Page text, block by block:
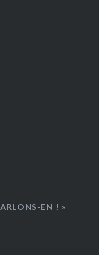
EN ! »